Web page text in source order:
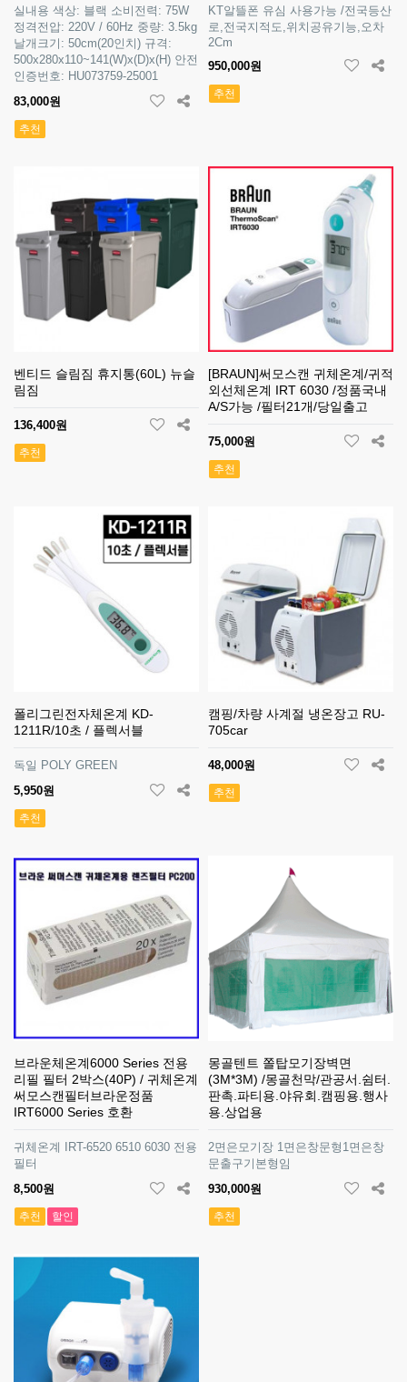
실내용 색상: 블랙 소비전력: 75W
정격전압: 220V / 60Hz 중량: 3.5kg
날개크기: 50cm(20인치) 규격:
500x280x110~141(W)x(D)x(H) 안전
인증번호: HU073759-25001
83,000원
추천
KT알뜰폰 유심 사용가능 /전국등산
로,전국지적도,위치공유기능,오차
2Cm
950,000원
추천
벤티드 슬림짐 휴지통(60L) 뉴슬
림짐
136,400원
추천
[BRAUN]써모스캔 귀체온계/귀적
외선체온계 IRT 6030 /정품국내
A/S가능 /필터21개/당일출고
75,000원
추천
폴리그린전자체온계 KD-
1211R/10초 / 플렉서블
독일 POLY GREEN
5,950원
추천
캠핑/차량 사계절 냉온장고 RU-
705car
48,000원
추천
브라운체온계6000 Series 전용
리필 필터 2박스(40P) / 귀체온계
써모스캔필터브라운정품
IRT6000 Series 호환
귀체온계 IRT-6520 6510 6030 전용
필터
8,500원
추천 할인
몽골텐트 쫄탑모기장벽면
(3M*3M) /몽골천막/관공서.쉼터.
판촉.파티용.야유회.캠핑용.행사
용.상업용
2면은모기장 1면은창문형1면은창
문출구기본형임
930,000원
추천